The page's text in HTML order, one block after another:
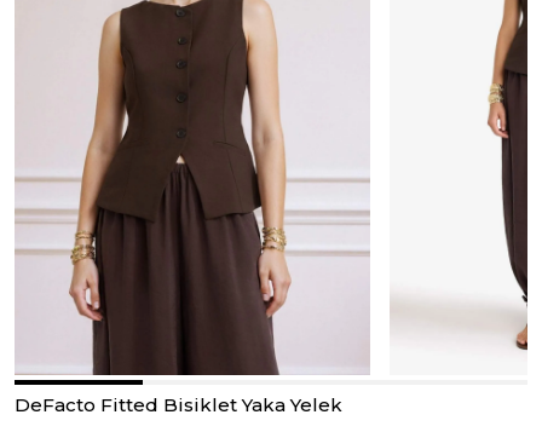
DeFacto Fitted Bisiklet Yaka Yelek